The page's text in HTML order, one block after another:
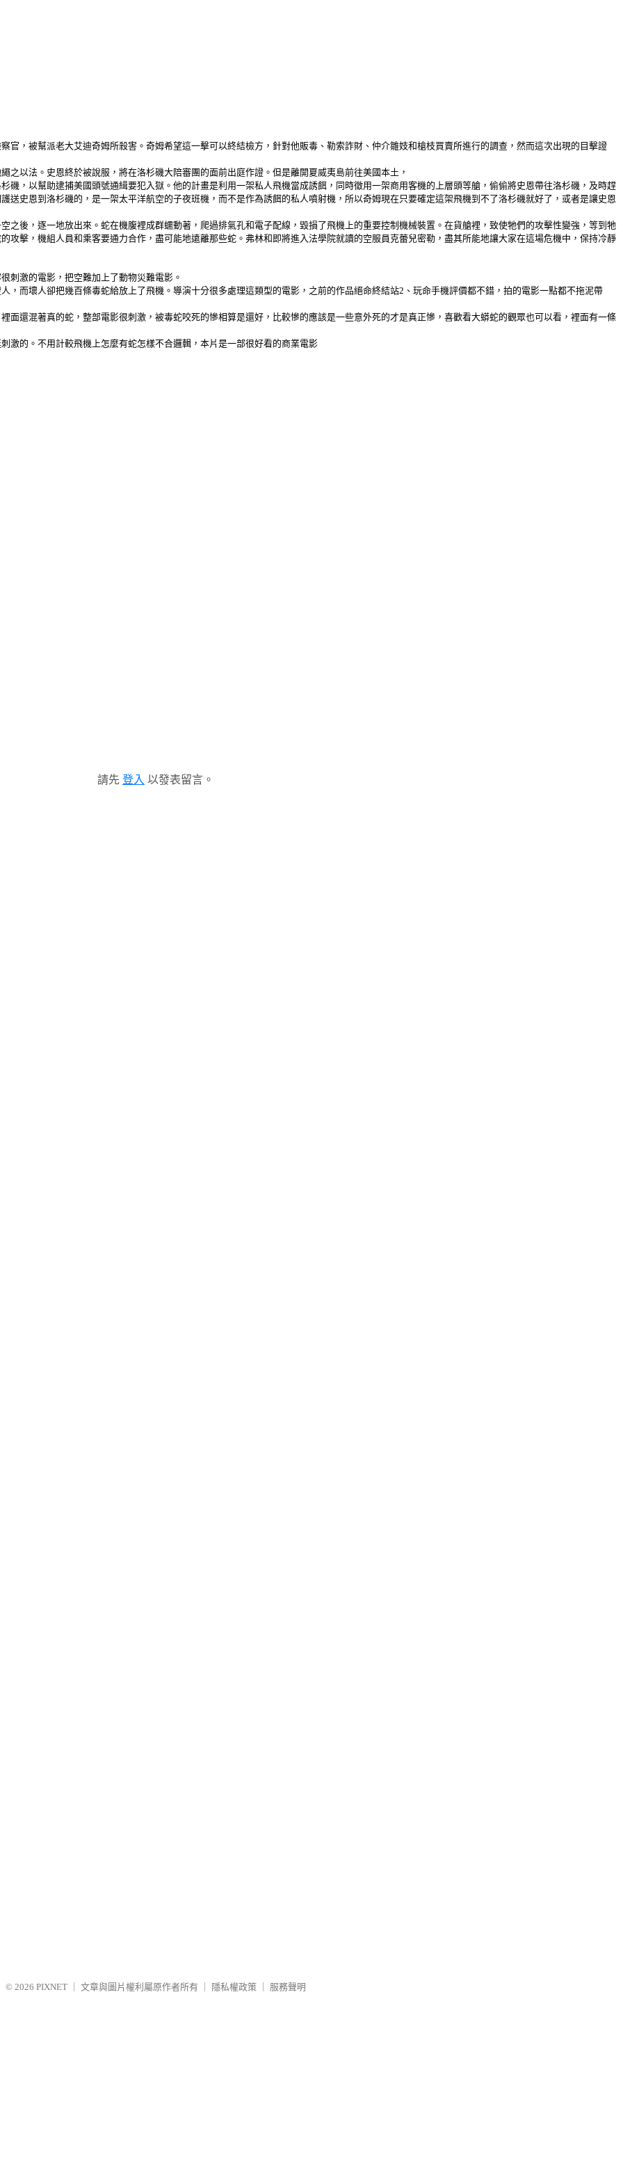
官，被幫派老大艾迪奇姆所殺害。奇姆希望這一擊可以終結檢方，針對他販毒、勒索詐財、仲介雛妓和槍枝買賣所進行的調查，然而這次出現的目擊證
以法。史恩終於被說服，將在洛杉磯大陪審團的面前出庭作證。但是離開夏威夷島前往美國本土，
磯，以幫助逮捕美國頭號通緝要犯入獄。他的計畫是利用一架私人飛機當成誘餌，同時徵用一架商用客機的上層頭等艙，偷偷將史恩帶往洛杉磯，及時趕
送史恩到洛杉磯的，是一架太平洋航空的子夜班機，而不是作為誘餌的私人噴射機，所以奇姆現在只要確定這架飛機到不了洛杉磯就好了，或者是讓史恩
之後，逐一地放出來。蛇在機腹裡成群蠕動著，爬過排氣孔和電子配線，毀損了飛機上的重要控制機械裝置。在貨艙裡，致使牠們的攻擊性變強，等到牠
攻擊，機組人員和乘客要通力合作，盡可能地遠離那些蛇。弗林和即將進入法學院就讀的空服員克蕾兒密勒，盡其所能地讓大家在這場危機中，保持冷靜
刺激的電影，把空難加上了動物災難電影。
，而壞人卻把幾百條毒蛇給放上了飛機。導演十分很多處理這類型的電影，之前的作品絕命終結站2、玩命手機評價都不錯，拍的電影一點都不拖泥帶
面還混著真的蛇，整部電影很刺激，被毒蛇咬死的慘相算是還好，比較慘的應該是一些意外死的才是真正慘，喜歡看大蟒蛇的觀眾也可以看，裡面有一條
激的。不用計較飛機上怎麼有蛇怎樣不合邏輯，本片是一部很好看的商業電影
請先 登入 以發表留言。
© 2026 PIXNET 文章與圖片權利屬原作者所有 隱私權政策 服務聲明